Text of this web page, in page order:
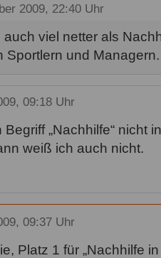
2009, 22:40 Uhr
viel netter als
Sportlern und Managern.
09:18 Uhr
„Nachhilfe“ nicht
weiß ich auch nicht.
09:37 Uhr
Platz 1 für „Nachhilfe